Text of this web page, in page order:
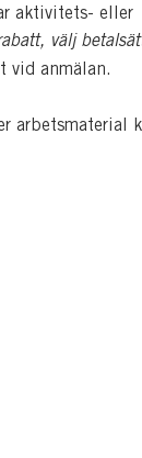
aktivitets- eller
välj
vid anmälan.
arbetsmaterial